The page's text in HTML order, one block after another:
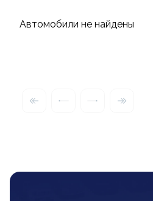
Автомобили не найдены